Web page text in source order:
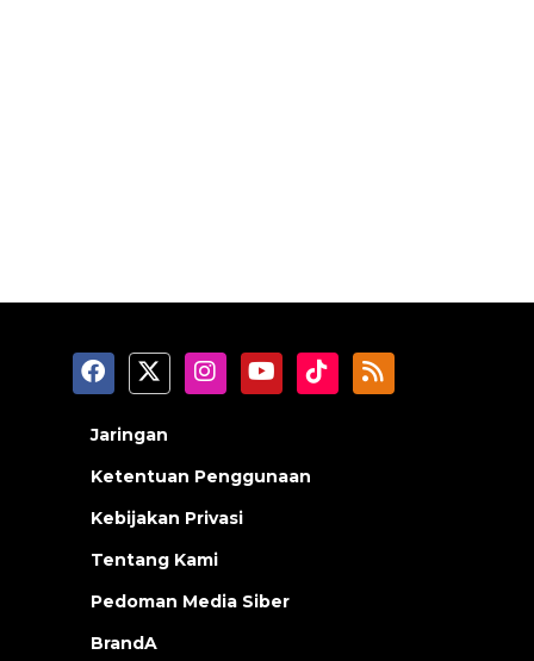
Jaringan
Ketentuan Penggunaan
Kebijakan Privasi
Tentang Kami
Pedoman Media Siber
BrandA